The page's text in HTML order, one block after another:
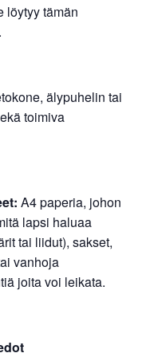
löytyy tämän
älypuhelin tai
toimiva
A4 paperia, johon
lapsi haluaa
tai liidut), sakset,
vanhoja
joita voi leikata.